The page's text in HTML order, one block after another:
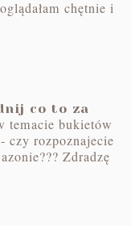
chętnie i
co to za
temacie bukietów
czy rozpoznajecie
Zdradzę